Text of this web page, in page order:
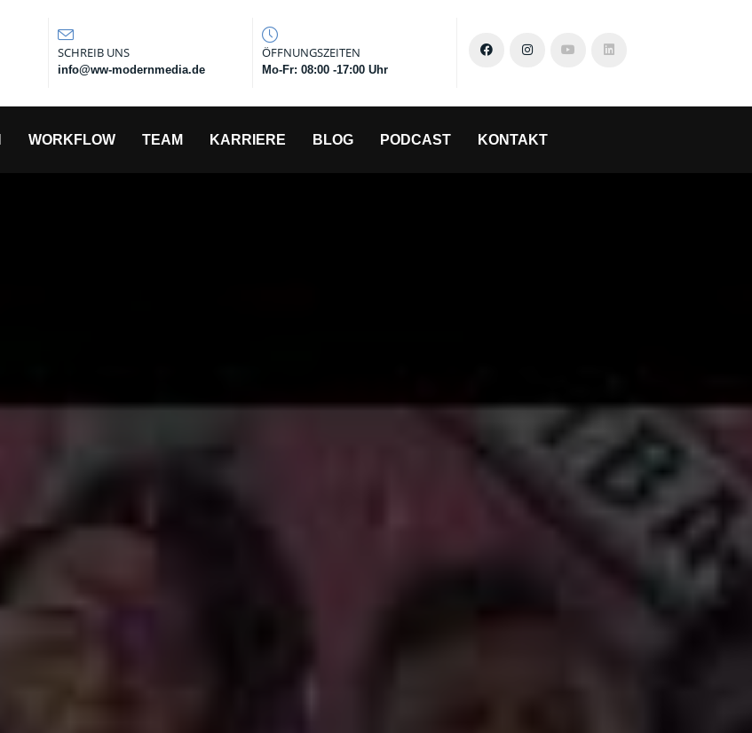
SCHREIB UNS
info@ww-modernmedia.de
ÖFFNUNGSZEITEN
Mo-Fr: 08:00 -17:00 Uhr
WORKFLOW TEAM KARRIERE BLOG PODCAST KONTAKT